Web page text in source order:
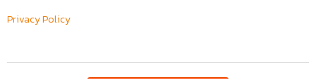
Privacy Policy